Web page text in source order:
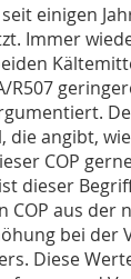
einigen
Immer
R507
die angibt,
COP
dieser
aus der
bei der
Die­se